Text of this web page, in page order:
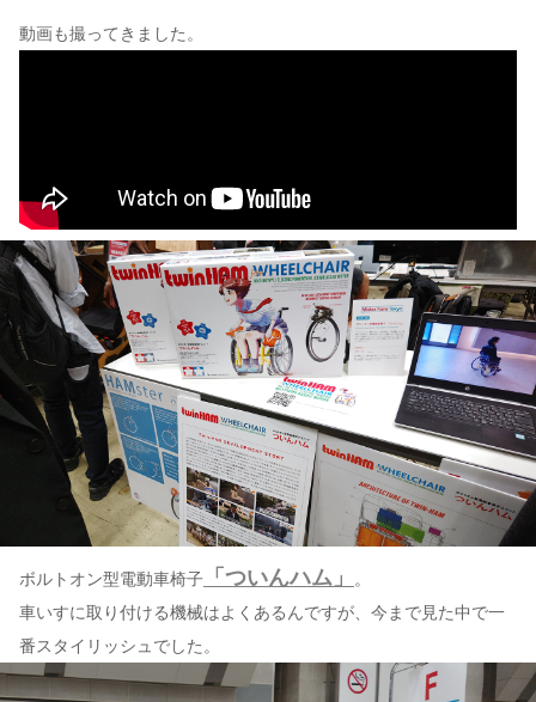
動画も撮ってきました。
ボルトオン型電動車椅子 「ついんハム」
。
車いすに取り付ける機械はよくあるんですが、今まで見た中で一
番スタイリッシュでした。